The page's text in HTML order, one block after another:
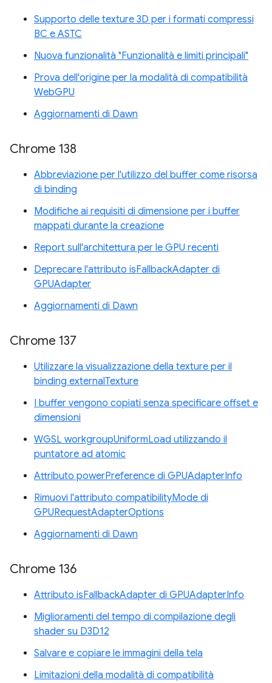
Supporto delle texture 3D per i formati compressi
BC e ASTC
Nuova funzionalità "Funzionalità e limiti principali"
Prova dell'origine per la modalità di compatibilità
WebGPU
Aggiornamenti di Dawn
Chrome 138
Abbreviazione per l'utilizzo del buffer come risorsa
di binding
Modifiche ai requisiti di dimensione per i buffer
mappati durante la creazione
Report sull'architettura per le GPU recenti
Deprecare l'attributo isFallbackAdapter di
GPUAdapter
Aggiornamenti di Dawn
Chrome 137
Utilizzare la visualizzazione della texture per il
binding externalTexture
I buffer vengono copiati senza specificare offset e
dimensioni
WGSL workgroupUniformLoad utilizzando il
puntatore ad atomic
Attributo powerPreference di GPUAdapterInfo
Rimuovi l'attributo compatibilityMode di
GPURequestAdapterOptions
Aggiornamenti di Dawn
Chrome 136
Attributo isFallbackAdapter di GPUAdapterInfo
Miglioramenti del tempo di compilazione degli
shader su D3D12
Salvare e copiare le immagini della tela
Limitazioni della modalità di compatibilità